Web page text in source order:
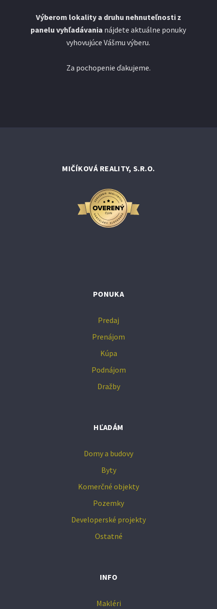
Výberom lokality a druhu nehnuteľnosti z
panelu vyhľadávania nájdete aktuálne ponuky
vyhovujúce Vášmu výberu.
Za pochopenie ďakujeme.
MIČÍKOVÁ REALITY, S.R.O.
PONUKA
Predaj
Prenájom
Kúpa
Podnájom
Dražby
HĽADÁM
Domy a budovy
Byty
Komerčné objekty
Pozemky
Developerské projekty
Ostatné
INFO
Makléri